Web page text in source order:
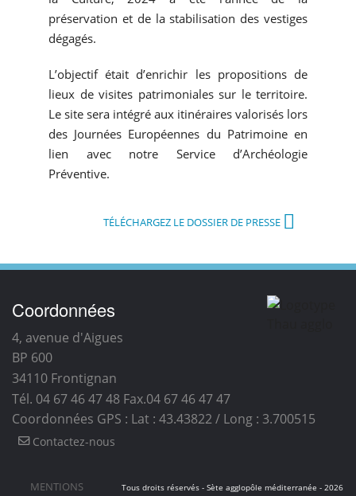
préservation et de la stabilisation des vestiges
dégagés.
L’objectif était d’enrichir les propositions de
lieux de visites patrimoniales sur le territoire.
Le site sera intégré aux itinéraires valorisés lors
des Journées Européennes du Patrimoine en
lien avec notre Service d’Archéologie
Préventive.
TÉLÉCHARGEZ LE DOSSIER DE PRESSE
Coordonnées
4, avenue d'Aigues
BP 600
34110 Frontignan
Tél. 04 67 46 47 48 Fax.04 67 46 47 47
Coordonnées GPS : Lat : 43.43822 / Long : 3.700515
Contactez-nous
Tous droits réservés - Sète agglopôle méditerranée - 2026
MENTIONS